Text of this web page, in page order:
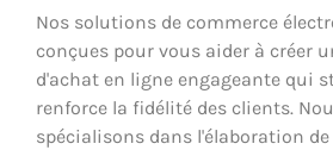
Nos solutions de commerce
conçues pour vous aider à créer
d'achat en ligne engageante qui
renforce la fidélité des clients.
spécialisons dans l'élaboration